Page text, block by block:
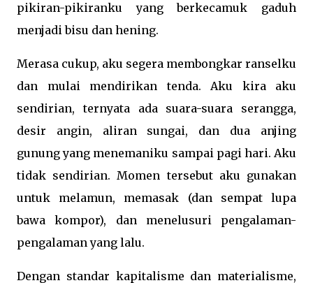
pikiran-pikiranku yang berkecamuk gaduh
menjadi bisu dan hening.
Merasa cukup, aku segera membongkar ranselku
dan mulai mendirikan tenda. Aku kira aku
sendirian, ternyata ada suara-suara serangga,
desir angin, aliran sungai, dan dua anjing
gunung yang menemaniku sampai pagi hari. Aku
tidak sendirian. Momen tersebut aku gunakan
untuk melamun, memasak (dan sempat lupa
bawa kompor), dan menelusuri pengalaman-
pengalaman yang lalu.
Dengan standar kapitalisme dan materialisme,